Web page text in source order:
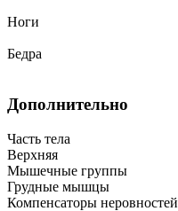
Ноги
Бедра
Дополнительно
Часть тела
Верхняя
Мышечные группы
Грудные мышцы
Компенсаторы неровностей